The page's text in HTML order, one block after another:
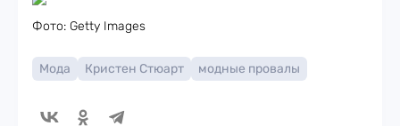
Фото: Getty Images
Мода Кристен Стюарт модные провалы